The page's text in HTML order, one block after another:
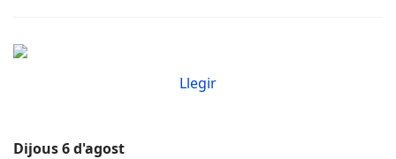
Llegir
Dijous 6 d'agost